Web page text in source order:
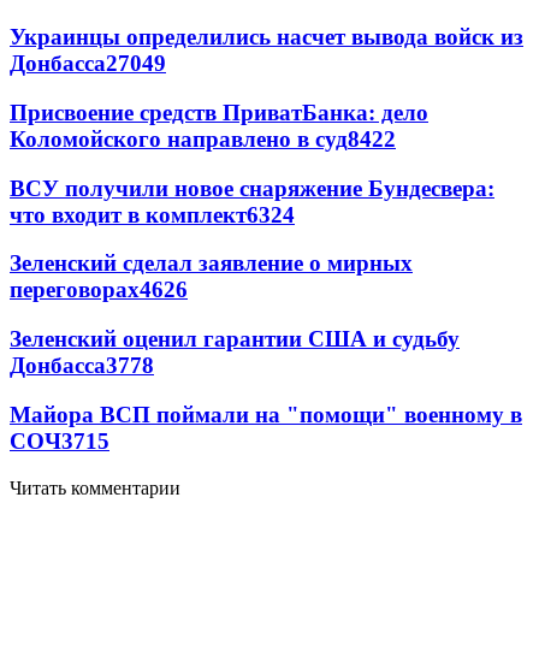
Украинцы определились насчет вывода войск из
Донбасса27049
Присвоение средств ПриватБанка: дело
Коломойского направлено в суд8422
ВСУ получили новое снаряжение Бундесвера:
что входит в комплект6324
Зеленский сделал заявление о мирных
переговорах4626
Зеленский оценил гарантии США и судьбу
Донбасса3778
Майора ВСП поймали на "помощи" военному в
СОЧ3715
Читать комментарии